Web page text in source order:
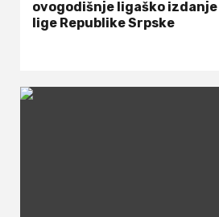
ovogodišnje ligaško izdanje
lige Republike Srpske